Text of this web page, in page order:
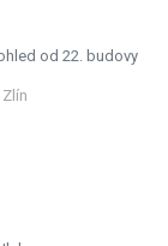
od 22. budovy